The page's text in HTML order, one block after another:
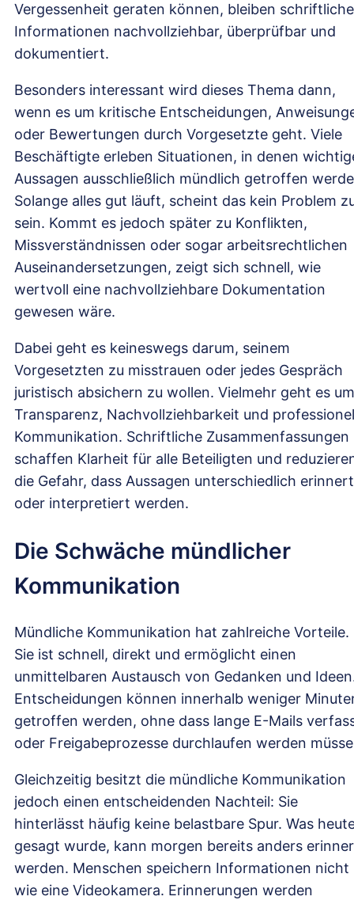
Vergessenheit geraten können, bleiben schriftliche
Informationen nachvollziehbar, überprüfbar und
dokumentiert.
Besonders interessant wird dieses Thema dann,
wenn es um kritische Entscheidungen,
oder Bewertungen durch Vorgesetzte geht. Viele
Beschäftigte erleben Situationen, in denen
Aussagen ausschließlich mündlich getroffen
Solange alles gut läuft, scheint das kein Problem
sein. Kommt es jedoch später zu Konflikten,
Missverständnissen oder sogar arbeitsrechtlichen
Auseinandersetzungen, zeigt sich schnell, wie
wertvoll eine nachvollziehbare Dokumentation
gewesen wäre.
Dabei geht es keineswegs darum, seinem
Vorgesetzten zu misstrauen oder jedes Gespräch
juristisch absichern zu wollen. Vielmehr geht es um
Transparenz, Nachvollziehbarkeit und
Kommunikation. Schriftliche Zusammenfassungen
schaffen Klarheit für alle Beteiligten und
die Gefahr, dass Aussagen unterschiedlich erinnert
oder interpretiert werden.
Die Schwäche mündlicher
Kommunikation
Mündliche Kommunikation hat zahlreiche Vorteile.
Sie ist schnell, direkt und ermöglicht einen
unmittelbaren Austausch von Gedanken und
Entscheidungen können innerhalb weniger
getroffen werden, ohne dass lange E-Mails
oder Freigabeprozesse durchlaufen werden
Gleichzeitig besitzt die mündliche Kommunikation
jedoch einen entscheidenden Nachteil: Sie
hinterlässt häufig keine belastbare Spur. Was
gesagt wurde, kann morgen bereits anders
werden. Menschen speichern Informationen nicht
wie eine Videokamera. Erinnerungen werden